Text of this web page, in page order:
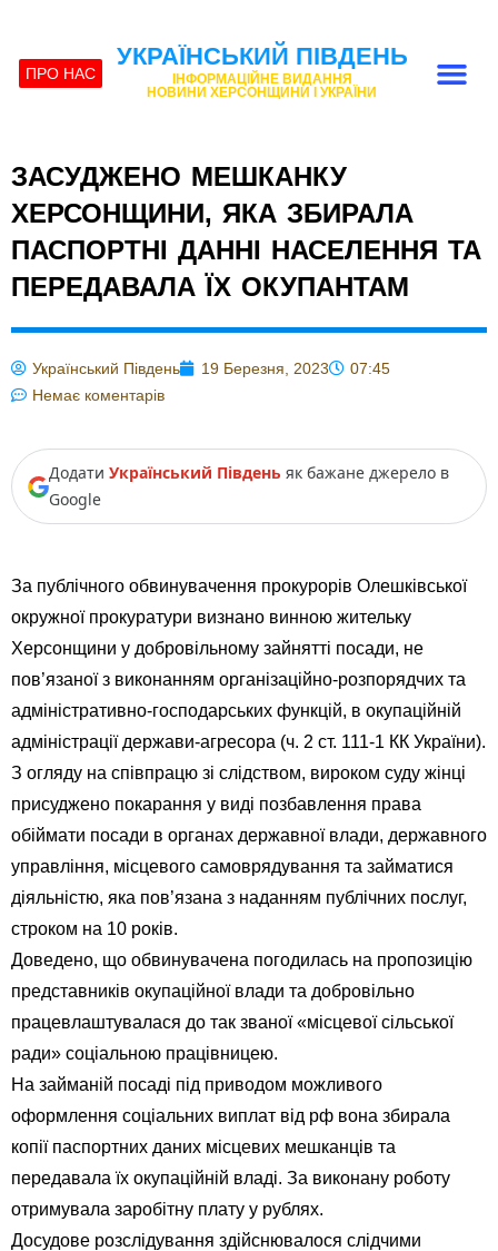
ПРО НАС
УКРАЇНСЬКИЙ ПІВДЕНЬ
ІНФОРМАЦІЙНЕ ВИДАННЯ
НОВИНИ ХЕРСОНЩИНИ І УКРАЇНИ
ЗАСУДЖЕНО МЕШКАНКУ
ХЕРСОНЩИНИ, ЯКА ЗБИРАЛА
ПАСПОРТНІ ДАННІ НАСЕЛЕННЯ ТА
ПЕРЕДАВАЛА ЇХ ОКУПАНТАМ
Український Південь 19 Березня, 2023
07:45
Немає коментарів
Додати Український Південь як бажане джерело в
Google
За публічного обвинувачення прокурорів Олешківської
окружної прокуратури визнано винною жительку
Херсонщини у добровільному зайнятті посади, не
пов’язаної з виконанням організаційно-розпорядчих та
адміністративно-господарських функцій, в окупаційній
адміністрації держави-агресора (ч. 2 ст. 111-1 КК України).
З огляду на співпрацю зі слідством, вироком суду жінці
присуджено покарання у виді позбавлення права
обіймати посади в органах державної влади, державного
управління, місцевого самоврядування та займатися
діяльністю, яка пов’язана з наданням публічних послуг,
строком на 10 років.
Доведено, що обвинувачена погодилась на пропозицію
представників окупаційної влади та добровільно
працевлаштувалася до так званої «місцевої сільської
ради» соціальною працівницею.
На займаній посаді під приводом можливого
оформлення соціальних виплат від рф вона збирала
копії паспортних даних місцевих мешканців та
передавала їх окупаційній владі. За виконану роботу
отримувала заробітну плату у рублях.
Досудове розслідування здійснювалося слідчими